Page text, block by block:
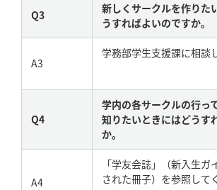
Q3
新しくサークルを作りた
うすればよいのですか。
A3
学務部学生支援課に相談
Q4
学内の各サークルの行っ
知りたいときにはどうす
か。
A4
「学友会誌」（新入生ガ
された冊子）を参照して